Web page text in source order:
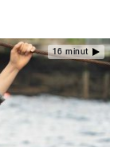
16 minut